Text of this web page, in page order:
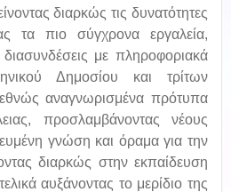
διαρκώς τις δυνατότητες
τα πιο σύγχρονα εργαλεία,
με πληροφοριακά
Δημοσίου και τρίτων
αναγνωρισμένα πρότυπα
προσλαμβάνοντας νέους
γνώση και όραμα για την
διαρκώς στην εκπαίδευση
αυξάνοντας το μερίδιο της